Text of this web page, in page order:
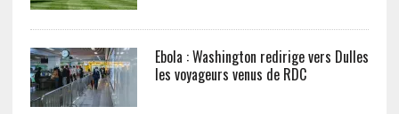
Ebola : Washington redirige vers Dulles
les voyageurs venus de RDC